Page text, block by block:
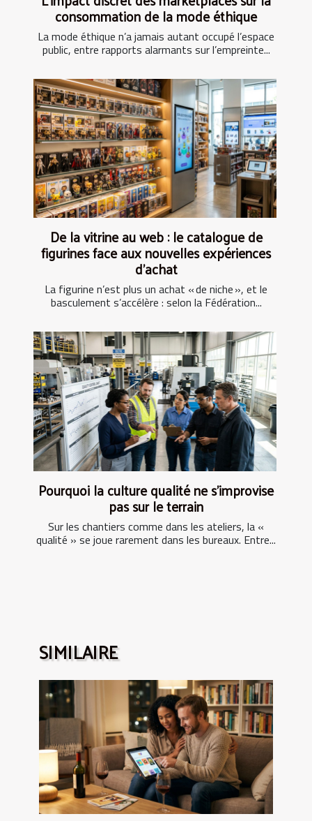
consommation de la mode éthique
La mode éthique n’a jamais autant occupé l’espace
public, entre rapports alarmants sur l’empreinte...
De la vitrine au web : le catalogue de
figurines face aux nouvelles expériences
d’achat
La figurine n’est plus un achat « de niche », et le
basculement s’accélère : selon la Fédération...
Pourquoi la culture qualité ne s’improvise
pas sur le terrain
Sur les chantiers comme dans les ateliers, la «
qualité » se joue rarement dans les bureaux. Entre...
SIMILAIRE